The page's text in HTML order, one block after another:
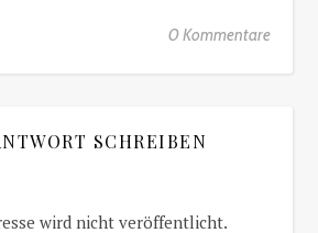
0 Kommentare
SCHREIBEN
wird nicht veröffentlicht.